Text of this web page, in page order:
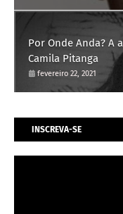
Por Onde Anda? A
Camila Pitanga
fevereiro 22, 2021
INSCREVA-SE